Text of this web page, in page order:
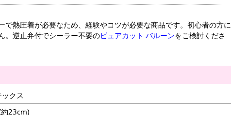
で熱圧着が必要なため、経験やコツが必要な商品です。初心者の方に
。逆止弁付でシーラー不要のピュアカット バルーンをご検討くださ
クス
23cm)